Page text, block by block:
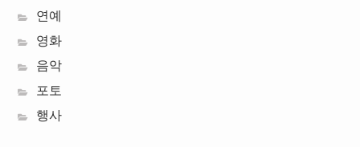
연예
영화
음악
포토
행사